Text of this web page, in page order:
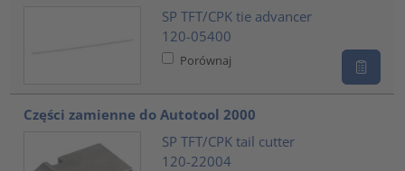
SP TFT/CPK tie advancer
120-05400
Porównaj
Części zamienne do Autotool 2000
SP TFT/CPK tail cutter
120-22004